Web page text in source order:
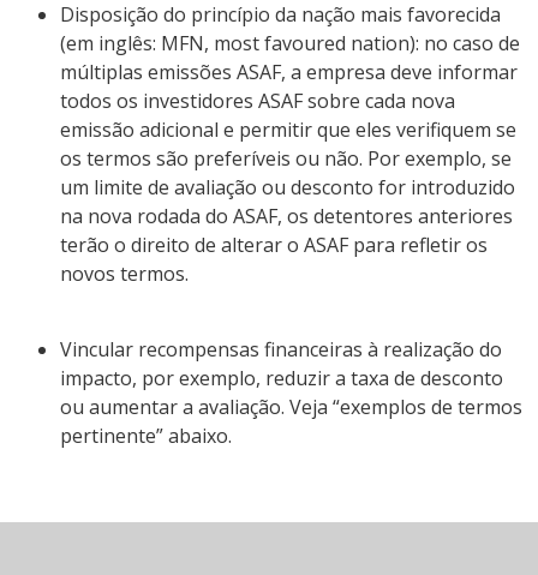
Disposição do princípio da nação mais favorecida
(em inglês: MFN, most favoured nation): no caso de
múltiplas emissões ASAF, a empresa deve informar
todos os investidores ASAF sobre cada nova
emissão adicional e permitir que eles verifiquem se
os termos são preferíveis ou não. Por exemplo, se
um limite de avaliação ou desconto for introduzido
na nova rodada do ASAF, os detentores anteriores
terão o direito de alterar o ASAF para refletir os
novos termos.
Vincular recompensas financeiras à realização do
impacto, por exemplo, reduzir a taxa de desconto
ou aumentar a avaliação. Veja “exemplos de termos
pertinente” abaixo.